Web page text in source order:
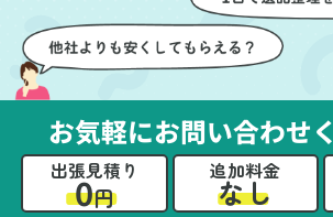
けたのがありがたかった
です。家族それぞれが必
要なものを確認しながら
進めることができ、安心
できました。さらに、作
業終了後には部屋全体を
清掃していただき、まる
で新しい家のような清潔
に細心の
ただき
ズに片
業が終
ちらから
も部屋
いただけ
した。
お気軽にお問い合わせ
出張見積り
0円
追加料金
なし